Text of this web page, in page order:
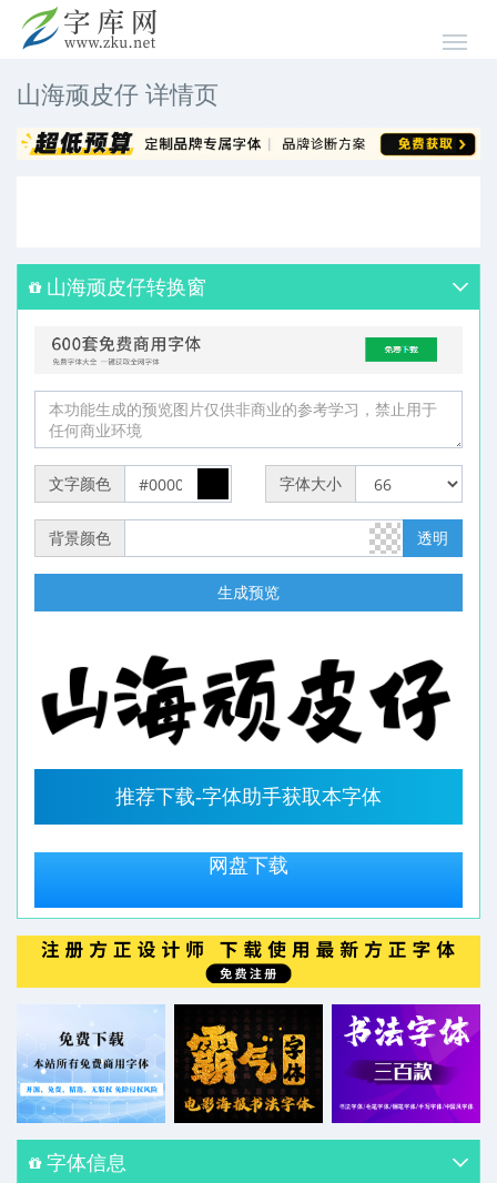
山海顽皮仔 详情页
山海顽皮仔转换窗
文字颜色 字体大小
背景颜色 透明
生成预览
推荐下载-字体助手获取本字体
网盘下载
字体信息